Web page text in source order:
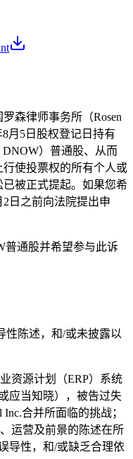
森律师事务所（Rosen
月5日股权登记日持有
）普通股、从而
行使投票权的所有个人或
被正式提起。如果您希
日之前向法院提出申
普通股并希望参与此诉
性陈述，和/或未披露以
资源计划（ERP）系统
应当知晓），被告过失
合并所面临的挑战；
运营及前景的陈述在所
导性，和/或缺乏合理依